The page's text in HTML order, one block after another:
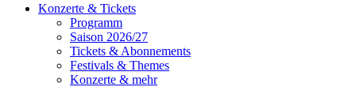
Konzerte & Tickets
Programm
Saison 2026/27
Tickets & Abonnements
Festivals & Themes
Konzerte & mehr